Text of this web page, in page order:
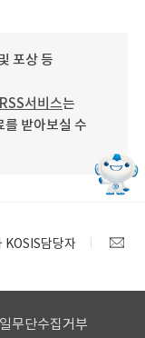
포상 등
RSS서비스는
받아보실 수
KOSIS담당자
무단수집거부